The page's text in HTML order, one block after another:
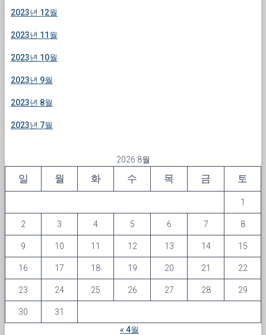
2023년 12월
2023년 11월
2023년 10월
2023년 9월
2023년 8월
2023년 7월
2026 8월
일 월 화 수 목 금 토
1
2 3 4 5 6 7 8
9 10 11 12 13 14 15
16 17 18 19 20 21 22
23 24 25 26 27 28 29
30
31
« 4월